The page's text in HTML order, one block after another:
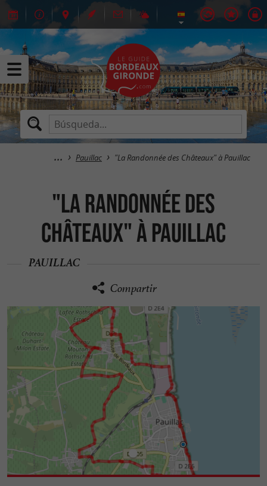
Pauillac "La Randonnée des Châteaux" à Pauillac
"La Randonnée des
Châteaux" à Pauillac
PAUILLAC
Compartir